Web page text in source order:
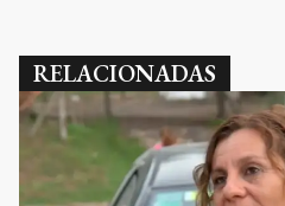
RELACIONADAS